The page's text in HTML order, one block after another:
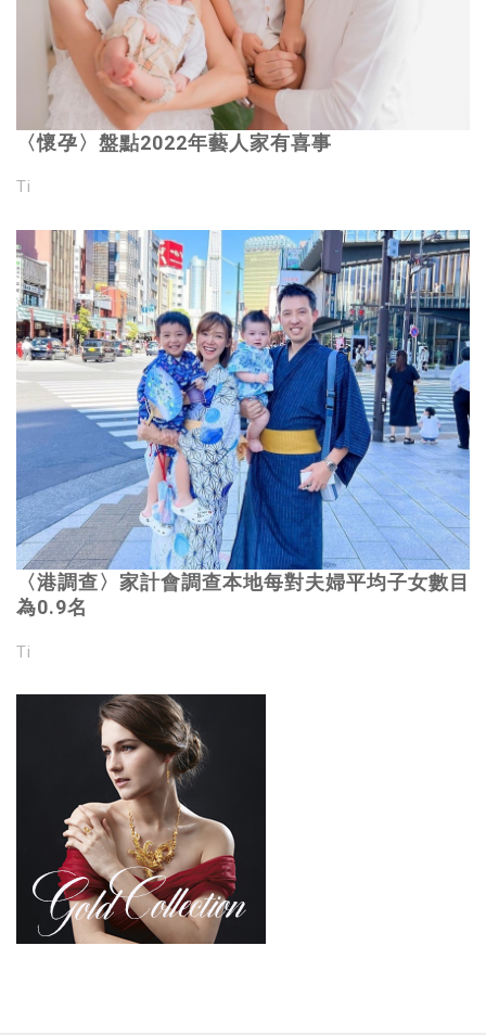
〈懷孕〉盤點2022年藝人家有喜事
Ti
〈港調查〉家計會調查本地每對夫婦平均子女數目
為0.9名
Ti